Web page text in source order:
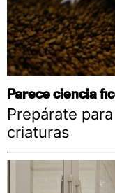
Parece ciencia
Prepárate
criaturas